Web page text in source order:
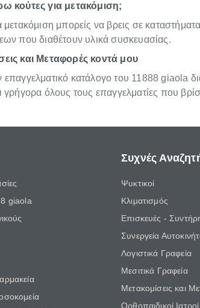
κούτες για μετακόμιση;
μετακόμιση μπορείς να βρεις σε
που διαθέτουν υλικά συσκευασίας.
και Μεταφορές κοντά μου
κατάλογο του 11888 giaola
γρήγορα όλους τους επαγγελματίες που
giaola
Συχνές
Ψυκτικοί
Κλιματισμός
Επισκευές -
Συνεργεία
Λογιστικά Γραφεία
Μεσιτικά Γραφεία
Μετακομίσεις και
Ορθοπαιδικοί Ιατροί